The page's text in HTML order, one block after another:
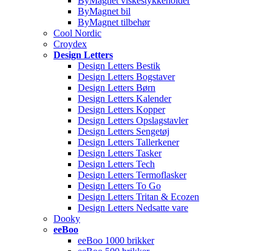
ByMagnet bil
ByMagnet tilbehør
Cool Nordic
Croydex
Design Letters
Design Letters Bestik
Design Letters Bogstaver
Design Letters Børn
Design Letters Kalender
Design Letters Kopper
Design Letters Opslagstavler
Design Letters Sengetøj
Design Letters Tallerkener
Design Letters Tasker
Design Letters Tech
Design Letters Termoflasker
Design Letters To Go
Design Letters Tritan & Ecozen
Design Letters Nedsatte vare
Dooky
eeBoo
eeBoo 1000 brikker